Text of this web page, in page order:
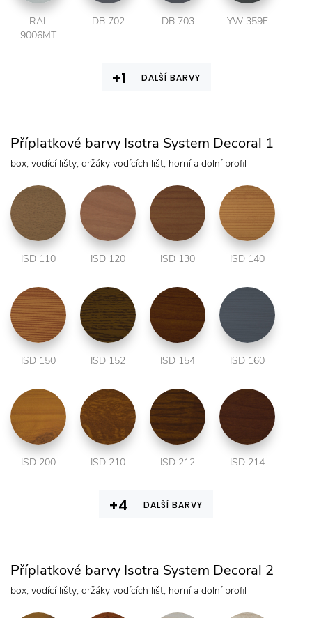
RAL
9006MT
DB 702 DB 703 YW 359F
DALŠÍ BARVY
Příplatkové barvy Isotra System Decoral 1
box, vodící lišty, držáky vodících lišt, horní a dolní profil
ISD 110 ISD 120 ISD 130 ISD 140
ISD 150 ISD 152 ISD 154 ISD 160
ISD 200 ISD 210 ISD 212 ISD 214
DALŠÍ BARVY
Příplatkové barvy Isotra System Decoral 2
box, vodící lišty, držáky vodících lišt, horní a dolní profil